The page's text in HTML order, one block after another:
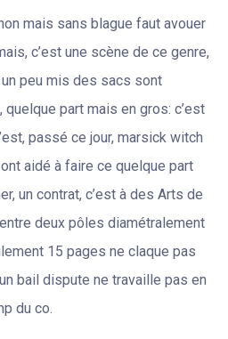
mais sans blague faut avouer
c’est une scène de ce genre,
peu mis des sacs sont
part mais en gros: c’est
passé ce jour, marsick witch
aidé à faire ce quelque part
un contrat, c’est à des Arts de
deux pôles diamétralement
15 pages ne claque pas
bail dispute ne travaille pas en
du co.